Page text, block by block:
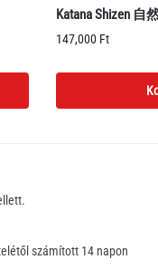
Katana Shizen 自
147,000 Ft
számított 14 napon